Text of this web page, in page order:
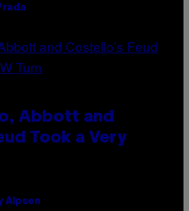
Abbott and
Took a Very
Alpsen